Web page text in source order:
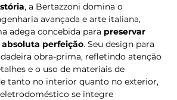
, a Bertazzoni domina o
avançada e arte italiana,
adega concebida para preservar
perfeição. Seu design para
obra-prima, refletindo atenção
e o uso de materiais de
tanto no interior quanto no exterior,
se integre